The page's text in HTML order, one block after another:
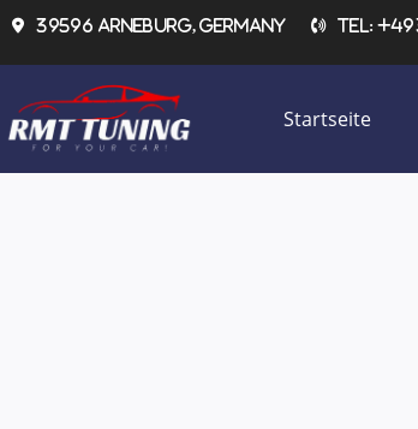
Zum39596 Arneburg, Germany Tel:
Startseite